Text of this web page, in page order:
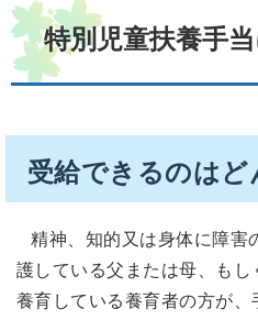
特別児童扶養手
受給できるのはど
精神、知的又は身体に障害
護している父または母、も
養育している養育者の方が、